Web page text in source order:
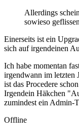
Allerdings
sowieso
Einerseits ist ein
sich auf irgendeinen
Ich habe momentan
irgendwann im letzten
ist das Procedere
Irgendein Häkchen
zumindest ein Admin-
Offline